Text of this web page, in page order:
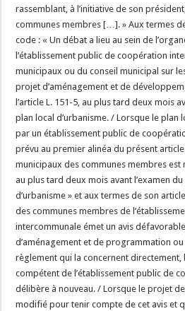
rassemblant, à l’initiative de son
communes membres […]. » Aux termes
code : « Un débat a lieu au sein de
l’établissement public de coopération
municipaux ou du conseil municipal sur
projet d’aménagement et de
l’article L. 151-5, au plus tard deux mois
plan local d’urbanisme. / Lorsque le plan
par un établissement public de
prévu au premier alinéa du présent
municipaux des communes membres est
au plus tard deux mois avant l’examen
d’urbanisme » et aux termes de son
des communes membres de
intercommunale émet un avis
d’aménagement et de programmation
règlement qui la concernent directement,
compétent de l’établissement public de
délibère à nouveau. / Lorsque le projet
modifié pour tenir compte de cet avis et